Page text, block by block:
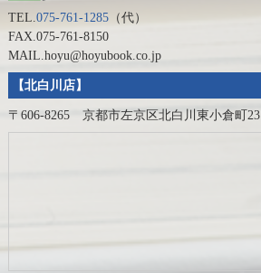
TEL.075-761-1285（代）
FAX.075-761-8150
MAIL.hoyu@hoyubook.co.jp
【北白川店】
〒606-8265 京都市左京区北白川東小倉町23